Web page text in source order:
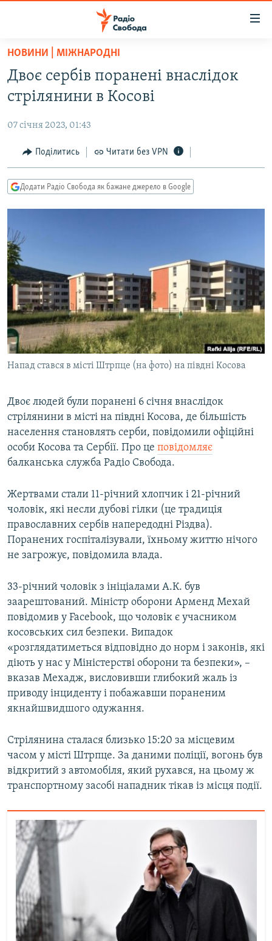
Перейти
основного
матеріалу
Перейти
до
навігації
Перейти
до
РАДІО СВОБОДА – 70 РОКІВ
ВСЕ ЗА ДОБУ
СТАТТІ
ПОЛІТИКА
ЕКОНОМІКА
КУЛЬТУРА
УКРАЇНА
СВІТ
ВІЙНА
РОСІЙСЬКА «ФІЛЬТРАЦІЯ»
КРИМ.РЕАЛІЇ
СХЕМИ
КИТАЙ.ВИКЛИКИ
МУЛЬТИМЕДІА
ФОТО
СПЕЦПРОЄКТИ
ПОДКАСТИ
РУС
УКР
КТАТ
Усі сайти RFE/RL
НОВИНИ | МІЖНАРОДНІ
Двоє сербів поранені внаслідок
стрілянини в Косові
07 січня 2023, 01:43
Поділитись Читати без VPN
Додати Радіо Свобода як бажане джерело в Google
Напад стався в місті Штрпце (на фото) на півдні Косова
Двоє людей були поранені 6 січня внаслідок
стрілянини в місті на півдні Косова, де більшість
населення становлять серби, повідомили офіційні
особи Косова та Сербії. Про це повідомляє
балканська служба Радіо Свобода.
Жертвами стали 11-річний хлопчик і 21-річний
чоловік, які несли дубові гілки (це традиція
православних сербів напередодні Різдва).
Поранених госпіталізували, їхньому життю нічого
не загрожує, повідомила влада.
33-річний чоловік з ініціалами А.К. був
заарештований. Міністр оборони Арменд Мехай
повідомив у Facebook, що чоловік є учасником
косовських сил безпеки. Випадок
«розглядатиметься відповідно до норм і законів, які
діють у нас у Міністерстві оборони та безпеки», –
вказав Мехадж, висловивши глибокий жаль із
приводу інциденту і побажавши пораненим
якнайшвидшого одужання.
Стрілянина сталася близько 15:20 за місцевим
часом у місті Штрпце. За даними поліції, вогонь був
відкритий з автомобіля, який рухався, на цьому ж
транспортному засобі нападник тікав із місця події.